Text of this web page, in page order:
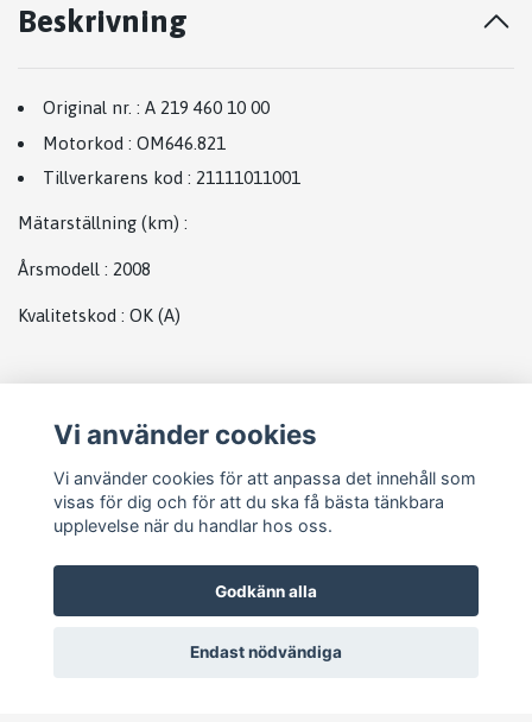
Beskrivning
Original nr. : A 219 460 10 00
Motorkod : OM646.821
Tillverkarens kod : 21111011001
Mätarställning (km) :
Årsmodell : 2008
Kvalitetskod : OK (A)
Vi använder cookies
Vi använder cookies för att anpassa det innehåll som
visas för dig och för att du ska få bästa tänkbara
upplevelse när du handlar hos oss.
Godkänn alla
Endast nödvändiga